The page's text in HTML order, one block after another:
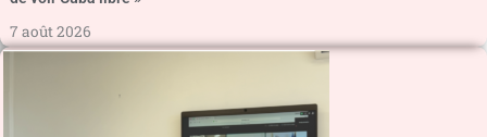
7 août 2026